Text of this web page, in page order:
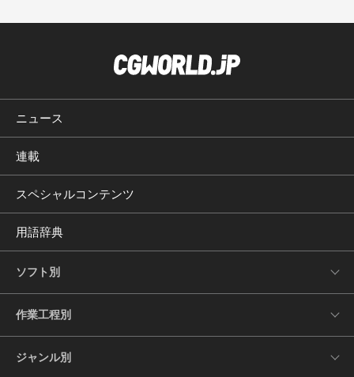
ニュース
連載
スペシャルコンテンツ
用語辞典
ソフト別
作業工程別
ジャンル別